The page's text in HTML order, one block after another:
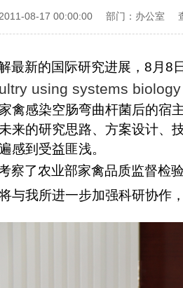
08-17 00:00:00 部门：办公室
最新的国际研究进展，8 月8
using systems
禽感染空肠弯曲杆菌后的宿
来的研究思路、方案设计
感到受益匪浅。
察了农业部家禽品质监督检
与我所进一步加强科研协作